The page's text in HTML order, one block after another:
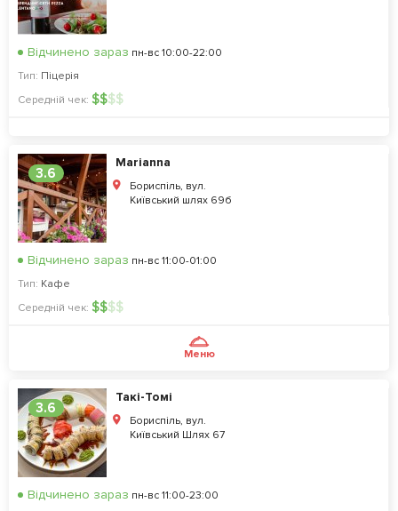
Відчинено зараз пн-вс 10:00-22:00
Тип: Піцерія
Середній чек: $$$$
3.6
Marianna
Бориспіль, вул.
Київський шлях 69б
Відчинено зараз пн-вс 11:00-01:00
Тип: Кафе
Середній чек: $$$$
Меню
3.6
Такі-Томі
Бориспіль, вул.
Київський Шлях 67
Відчинено зараз пн-вс 11:00-23:00